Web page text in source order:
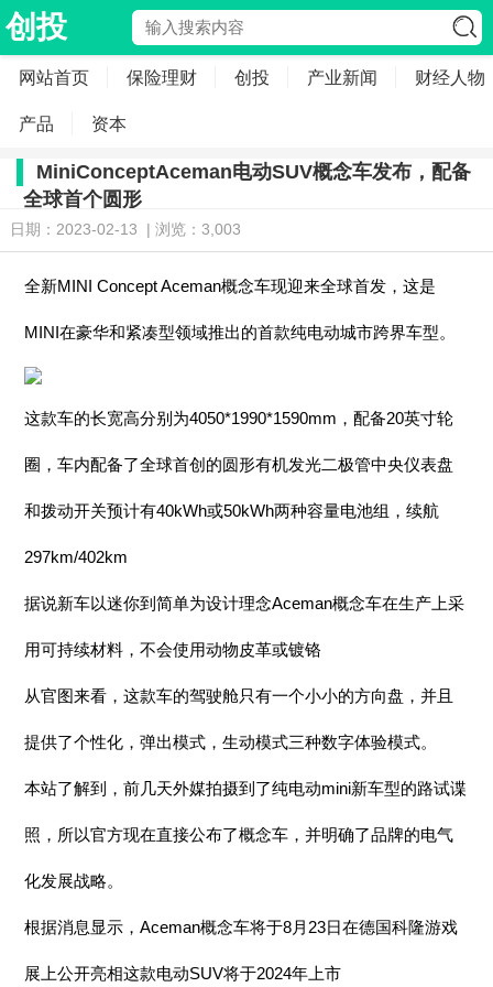
创投
网站首页 保险理财 创投 产业新闻 财经人物
产品 资本
MiniConceptAceman电动SUV概念车发布，配备
全球首个圆形
日期：2023-02-13 | 浏览：3,003
全新MINI Concept Aceman概念车现迎来全球首发，这是
MINI在豪华和紧凑型领域推出的首款纯电动城市跨界车型。
这款车的长宽高分别为4050*1990*1590mm，配备20英寸轮
圈，车内配备了全球首创的圆形有机发光二极管中央仪表盘
和拨动开关预计有40kWh或50kWh两种容量电池组，续航
297km/402km
据说新车以迷你到简单为设计理念Aceman概念车在生产上采
用可持续材料，不会使用动物皮革或镀铬
从官图来看，这款车的驾驶舱只有一个小小的方向盘，并且
提供了个性化，弹出模式，生动模式三种数字体验模式。
本站了解到，前几天外媒拍摄到了纯电动mini新车型的路试谍
照，所以官方现在直接公布了概念车，并明确了品牌的电气
化发展战略。
根据消息显示，Aceman概念车将于8月23日在德国科隆游戏
展上公开亮相这款电动SUV将于2024年上市